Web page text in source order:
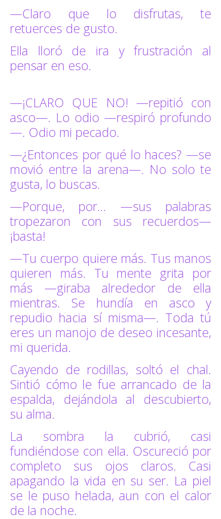
—Claro que lo disfrutas, te
retuerces de gusto.
Ella lloró de ira y frustración al
pensar en eso.
—¡CLARO QUE NO! —repitió con
asco—. Lo odio —respiró profundo
—. Odio mi pecado.
—¿Entonces por qué lo haces? —se
movió entre la arena—. No solo te
gusta, lo buscas.
—Porque, por… —sus palabras
tropezaron con sus recuerdos—
¡basta!
—Tu cuerpo quiere más. Tus manos
quieren más. Tu mente grita por
más —giraba alrededor de ella
mientras. Se hundía en asco y
repudio hacia sí misma—. Toda tú
eres un manojo de deseo incesante,
mi querida.
Cayendo de rodillas, soltó el chal.
Sintió cómo le fue arrancado de la
espalda, dejándola al descubierto,
su alma.
La sombra la cubrió, casi
fundiéndose con ella. Oscureció por
completo sus ojos claros. Casi
apagando la vida en su ser. La piel
se le puso helada, aun con el calor
de la noche.